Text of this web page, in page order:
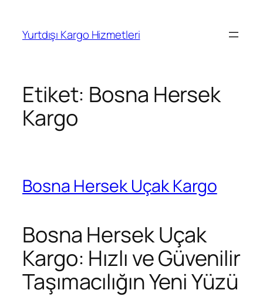
Yurtdışı Kargo Hizmetleri
Etiket: Bosna Hersek
Kargo
Bosna Hersek Uçak Kargo
Bosna Hersek Uçak
Kargo: Hızlı ve Güvenilir
Taşımacılığın Yeni Yüzü